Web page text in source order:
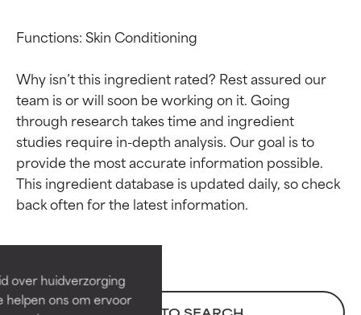
over huidverzorging
helpen ons om ervoor
Functions: Skin Conditioning
Why isn’t this ingredient rated? Rest assured our
team is or will soon be working on it. Going
through research takes time and ingredient
studies require in-depth analysis. Our goal is to
provide the most accurate information possible.
This ingredient database is updated daily, so check
Beoordelingen van
ingrediënten
Bewezen en ondersteund door
onafhankelijk onderzoek.
Beoordelingen van
ingrediënten
Bewezen en ondersteund door
onafhankelijk onderzoek.